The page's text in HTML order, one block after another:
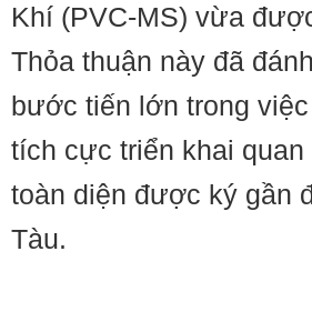
Khí (PVC-MS) vừa
Thỏa thuận này đã
bước tiến lớn trong
tích cực triển khai quan
toàn diện được ký gần
Tàu.